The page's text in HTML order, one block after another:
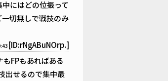
にはどの位振って
切無しで戦技のみ
[ID:rNgABuNOrp.]
FPもあればある
出せるので集中最